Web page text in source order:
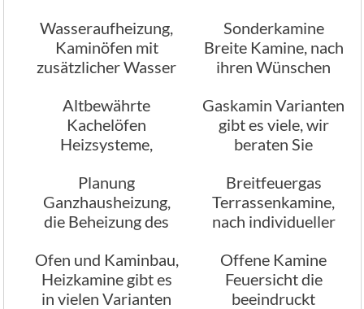
Wasseraufheizung,
Kaminöfen mit
zusätzlicher Wasser
Sonderkamine
Breite Kamine, nach
ihren Wünschen
Altbewährte
Kachelöfen
Heizsysteme,
Kaminbau
Stamminger
Gaskamin Varianten
gibt es viele, wir
beraten Sie
Planung
Ganzhausheizung,
die Beheizung des
Breitfeuergas
Terrassenkamine,
nach individueller
Ofen und Kaminbau,
Heizkamine gibt es
in vielen Varianten
Offene Kamine
Feuersicht die
beeindruckt